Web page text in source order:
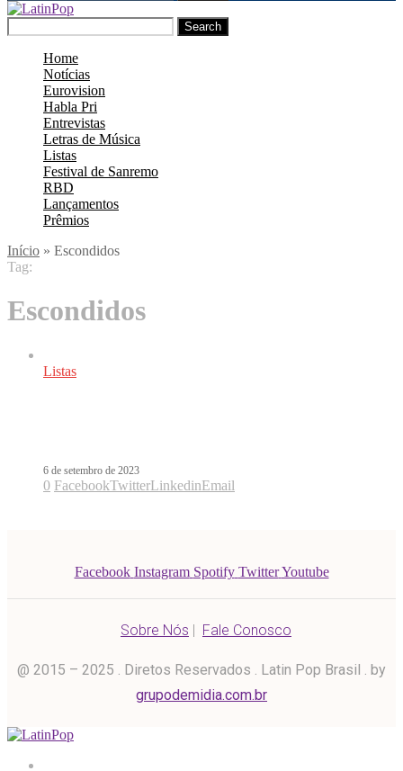
Search
Home
Notícias
Eurovision
Habla Pri
Entrevistas
Letras de Música
Listas
Festival de Sanremo
RBD
Lançamentos
Prêmios
Início » Escondidos
Tag:
Escondidos
Listas
6 de setembro de 2023
0 FacebookTwitterLinkedinEmail
Facebook Instagram Spotify Twitter Youtube
Sobre Nós | Fale Conosco
@ 2015 – 2025 . Diretos Reservados . Latin Pop Brasil . by
grupodemidia.com.br